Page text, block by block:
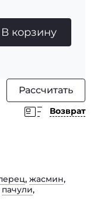
В корзину
Рассчитать
Возврат
, жасмин,
пачули,